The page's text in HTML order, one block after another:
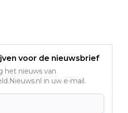
voor de nieuwsbrief
het nieuws van
in uw e-mail.